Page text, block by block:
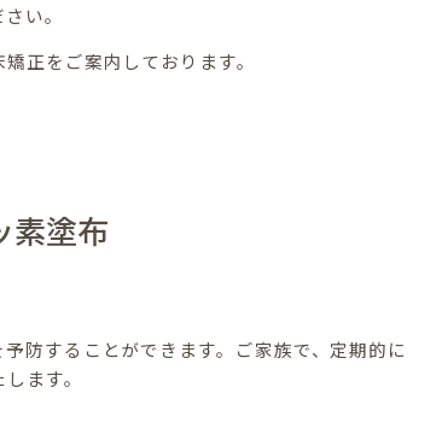
い。
正をご案内しております。
素塗布
防することができます。ご家族で、定期的に
ます。